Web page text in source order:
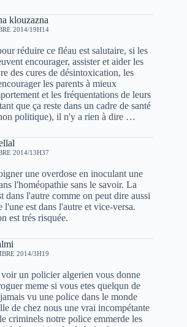
klouzazna
2014/19H14
réduire ce fléau est salutaire, si les
encourager, assister et aider les
des cures de désintoxication, les
les parents à mieux
et les fréquentations de leurs
que ça reste dans un cadre de santé
politique), il n'y a rien à dire …
2014/13H37
une overdose en inoculant une
l'homéopathie sans le savoir. La
dans l'autre comme on peut dire aussi
l'une est dans l'autre et vice-versa.
est trés risquée.
2014/3H19
un policier algerien vous donne
meme si vous etes quelqun de
vu une police dans le monde
de chez nous une vrai incompétante
criminels notre police emmerde les